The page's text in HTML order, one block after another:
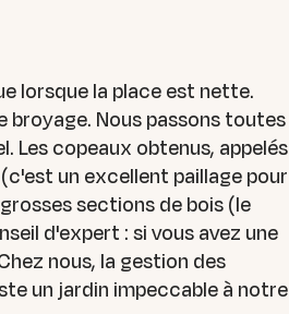
lorsque la place est nette.
broyage. Nous passons toutes
Les copeaux obtenus, appelés
un excellent paillage pour
sections de bois (le
d'expert : si vous avez une
nous, la gestion des
un jardin impeccable à notre